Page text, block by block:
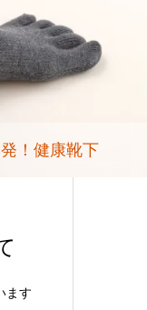
！健康靴下
ます